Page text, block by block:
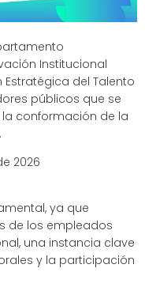
Institucional
Estratégica del Talento
públicos que se
conformación de la
.
2026
ya que
de los empleados
una instancia clave
y la participación